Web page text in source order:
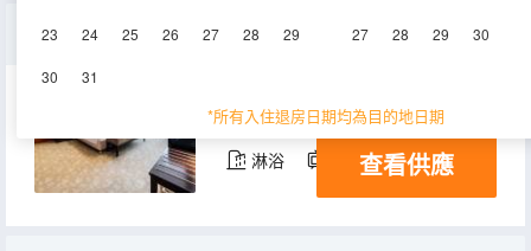
23 24 25 26 27 28 29
30 31
27 28 29 30
*所有入住退房日期均為目的地日期
97-107㎡ 7-8層
淋浴 電視機 冰箱
查看供應